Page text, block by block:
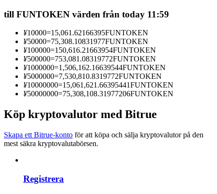
Big data-analys inklusive handelsinformation, etc.
till FUNTOKEN värden från today 11:59
¥10000=15,061.62166395FUNTOKEN
¥50000=75,308.10831977FUNTOKEN
¥100000=150,616.21663954FUNTOKEN
¥500000=753,081.08319772FUNTOKEN
¥1000000=1,506,162.16639544FUNTOKEN
¥5000000=7,530,810.8319772FUNTOKEN
¥10000000=15,061,621.66395441FUNTOKEN
¥50000000=75,308,108.31977206FUNTOKEN
Köp kryptovalutor med Bitrue
Skapa ett Bitrue-konto för att köpa och sälja kryptovalutor på den
mest säkra kryptovalutabörsen.
Registrera